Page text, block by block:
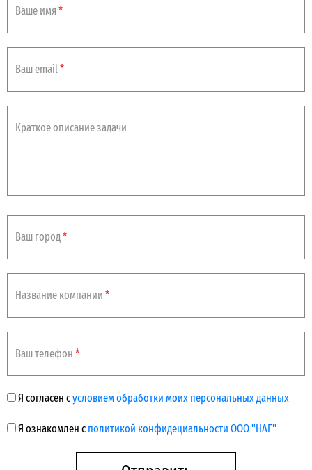
SNR-S5210X-8F
SNR-S5210G-24TX-UPS
SNR-S5210
SNR-S5210G-24TX-DC
SNR-S5210
Ваше имя *
Ваш email*
Краткое описание задачи
Ваш город*
Название компании *
Ваш телефон *
Я согласен сусловием обработки моих персональных данных
Я ознакомлен с политикой конфидециальности ООО "НАГ"